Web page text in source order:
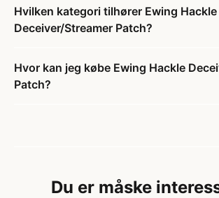
Hvilken kategori tilhører Ewing Hackle
Deceiver/Streamer Patch?
Hvor kan jeg købe Ewing Hackle
Patch?
Du er måske